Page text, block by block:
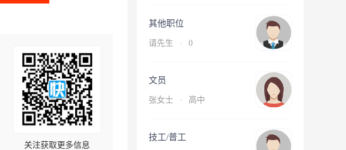
关注获取更多信息
其他职位
请先生 · 0
文员
张女士 · 高中
技工/普工